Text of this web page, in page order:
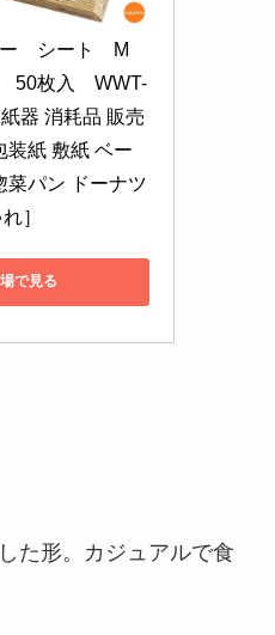
　シート　M
50枚入　WWT-
器 消耗品 販売
装紙 敷紙 ベー
菜パン ドーナツ
］
で見る
た形。カジュアルで食